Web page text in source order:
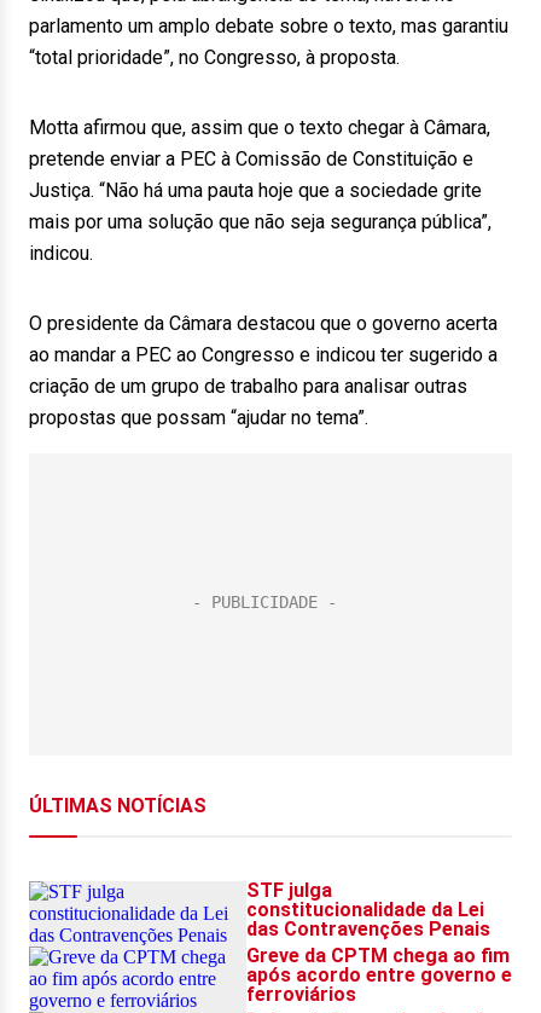
parlamento um amplo debate sobre o texto, mas garantiu
“total prioridade”, no Congresso, à proposta.
Motta afirmou que, assim que o texto chegar à Câmara,
pretende enviar a PEC à Comissão de Constituição e
Justiça. “Não há uma pauta hoje que a sociedade grite
mais por uma solução que não seja segurança pública”,
indicou.
O presidente da Câmara destacou que o governo acerta
ao mandar a PEC ao Congresso e indicou ter sugerido a
criação de um grupo de trabalho para analisar outras
propostas que possam “ajudar no tema”.